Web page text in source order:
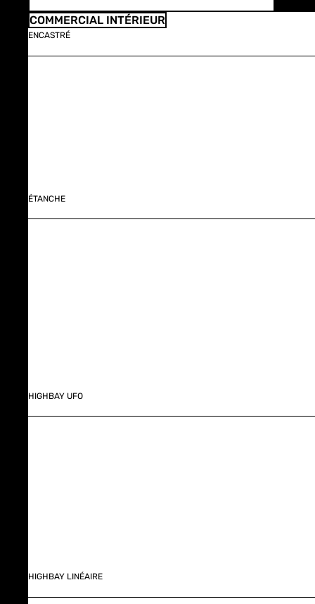
COMMERCIAL INTÉRIEUR
ENCASTRÉ
ÉTANCHE
HIGHBAY UFO
HIGHBAY LINÉAIRE